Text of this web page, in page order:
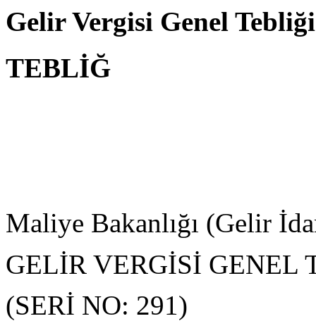
Gelir Vergisi Genel
TEBLİĞ
Maliye Bakanlığı (Gelir
GELİR VERGİSİ GENEL
(SERİ NO: 291)